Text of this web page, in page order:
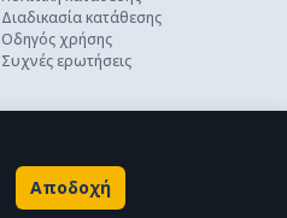
Διαδικασία κατάθεσης
Οδηγός χρήσης
Συχνές ερωτήσεις
Αποδοχή